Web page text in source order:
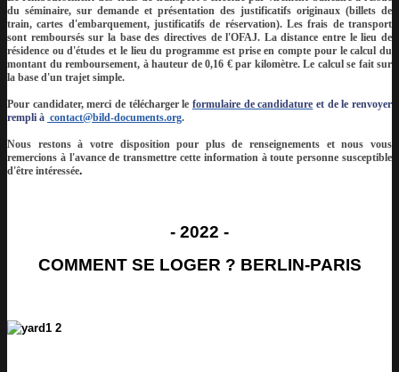
du séminaire, sur demande et présentation des justificatifs originaux (billets de
train, cartes d'embarquement, justificatifs de réservation). Les frais de transport
sont remboursés sur la base des directives de l'OFAJ. La distance entre le lieu de
résidence ou d'études et le lieu du programme est prise en compte pour le calcul du
montant du remboursement, à hauteur de 0,16 € par kilomètre. Le calcul se fait sur
la base d'un trajet simple.
Pour candidater, merci de télécharger le formulaire de candidature et de le renvoyer
rempli à contact@bild-documents.org.
Nous restons à votre disposition pour plus de renseignements et nous vous
remercions à l'avance de transmettre cette information à toute personne susceptible
d'être intéressée.
- 2022 -
COMMENT SE LOGER ? BERLIN-PARIS